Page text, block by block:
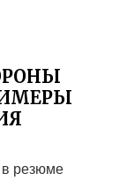
резюме